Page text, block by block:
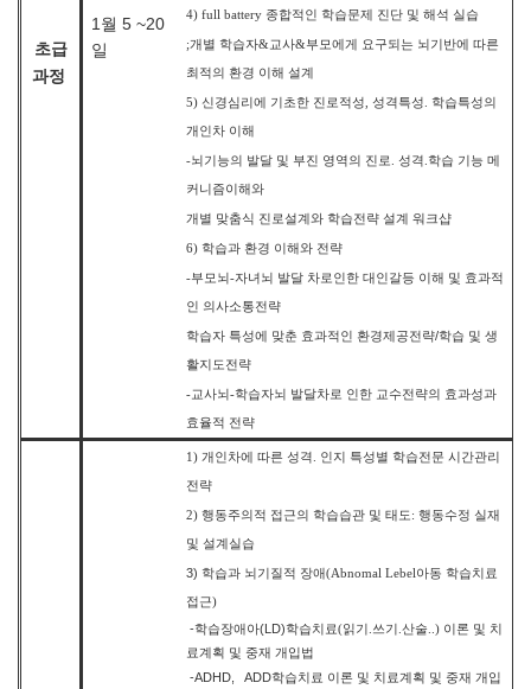
초급
과정
1월 5 ~20
일
4) full battery 종합적인 학습문제 진단 및 해석 실습
;개별 학습자&교사&부모에게 요구되는 뇌기반에 따른
최적의 환경 이해 설계
5) 신경심리에 기초한 진로적성, 성격특성. 학습특성의
개인차 이해
-뇌기능의 발달 및 부진 영역의 진로 성격 학습 기능 메
커니즘이해와
개별 맞춤식 진로설계와 학습전략 설계 워크샵
6) 학습과 환경 이해와 전략
-부모뇌 -자녀뇌 발달 차로인한 대인갈등 이해 및 효과적
인 의사소통전략
학습자 특성에 맞춘 효과적인 환경제공전략/학습 및 생
활지도전략
-교사뇌 -학습자뇌 발달차로 인한 교수전략의 효과성과
효율적 전략
1) 개인차에 따른 성격. 인지 특성별 학습전문 시간관리
전략
2) 행동주의적 접근의 학습습관 및 태도: 행동수정 실재
및 설계실습
3) 학습과 뇌기질적 장애(Abnomal Lebel아동 학습치료
접근)
-학습장애아(LD)학습치료(읽기 쓰기 산술..) 이론 및 치
료계획 및 중재 개입법
-ADHD, ADD학습치료 이론 및 치료계획 및 중재 개입